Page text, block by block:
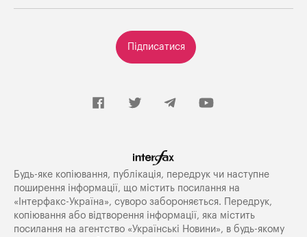
Підписатися
Будь-яке копiювання, публiкацiя, передрук чи наступне
поширення iнформацiї, що мiстить посилання на
«Iнтерфакс-Україна», суворо забороняється. Передрук,
копіювання або відтворення інформації, яка містить
посилання на агентство «Українські Новини», в будь-якому